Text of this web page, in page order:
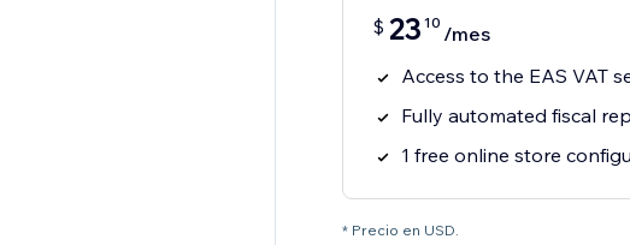
$ 23 10 /mes
Access to the EAS VAT
Fully automated fiscal
1 free online store
* Precio en USD.